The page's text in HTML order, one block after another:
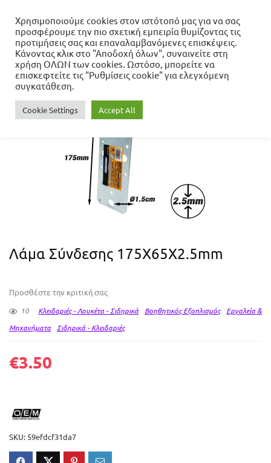
Αρχική σελίδα Κλειδαριές - Λουκέτα - Σιδηρικά
Λάμα
Σύνδεσης 175X65X2.5mm
Λάμα Σύνδεσης 175X65X2.5mm
Προσθέστε την κριτική σας
10 Κλειδαριές - Λουκέτα - Σιδηρικά Βοηθητικός Εξοπλισμός
Εργαλεία &
Μηχανήματα
Σιδηρικά - Κλειδαριές
€3.50
SKU: 59efdcf31da7
Χρησιμοποιούμε cookies στον ιστότοπό μας για να σας
προσφέρουμε την πιο σχετική εμπειρία θυμίζοντας τις
προτιμήσεις σας και επαναλαμβανόμενες επισκέψεις.
Κάνοντας κλικ στο "Αποδοχή όλων", συναινείτε στη
χρήση ΟΛΩΝ των cookies. Ωστόσο, μπορείτε να
επισκεφτείτε τις "Ρυθμίσεις cookie" για ελεγχόμενη
συγκατάθεση.
Cookie Settings Accept All